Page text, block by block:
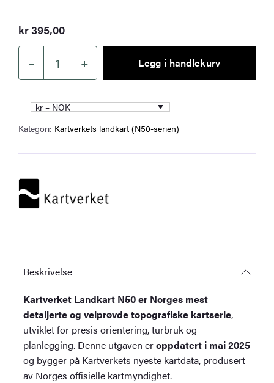
kr395,00
–
Kartverket
–
landkart
(N50):
26-
antall
+ Legg i handlekurv
kr – NOK
Kategori: Kartverkets landkart (N50-serien)
Beskrivelse
Kartverket Landkart N50 er Norges mest
detaljerte og velprøvde topografiske kartserie,
utviklet for presis orientering, turbruk og
planlegging. Denne utgaven eroppdatert i mai 2025
og bygger på Kartverkets nyeste kartdata, produsert
av Norges offisielle kartmyndighet.